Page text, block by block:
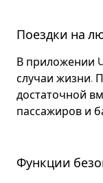
Поездки на
В приложении
случаи жизни.
достаточной
пассажиров и
Функции